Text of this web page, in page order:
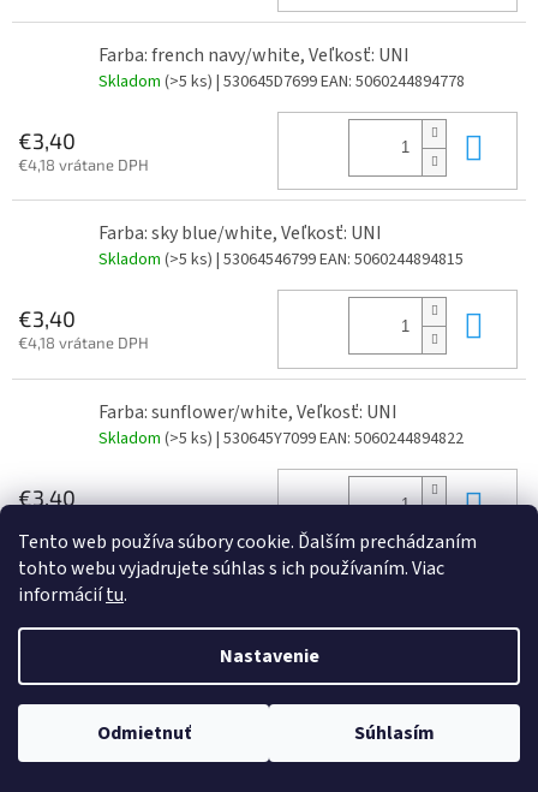
Tento web používa súbory cookie. Ďalším prechádzaním
tohto webu vyjadrujete súhlas s ich používaním. Viac
informáciítu.
Nastavenie
Odmietnuť Súhlasím
Farba: french navy/white, Veľkosť: UNI
Skladom (>5 ks) | 530645D7699EAN: 5060244894778
€3,40
€4,18 vrátane DPH
Farba: sky blue/white, Veľkosť: UNI
Skladom (>5 ks) | 53064546799EAN: 5060244894815
€3,40
€4,18 vrátane DPH
Farba: sunflower/white, Veľkosť: UNI
Skladom (>5 ks) | 530645Y7099EAN: 5060244894822
€3,40 Do
Vytvoril Shoptet
Copyright 2026 . Všetky práva vyhradené.